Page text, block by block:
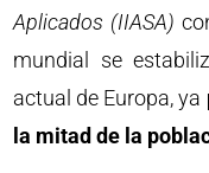
Aplicados (IIASA)
mundial se
actual de Europa, ya
la mitad de la